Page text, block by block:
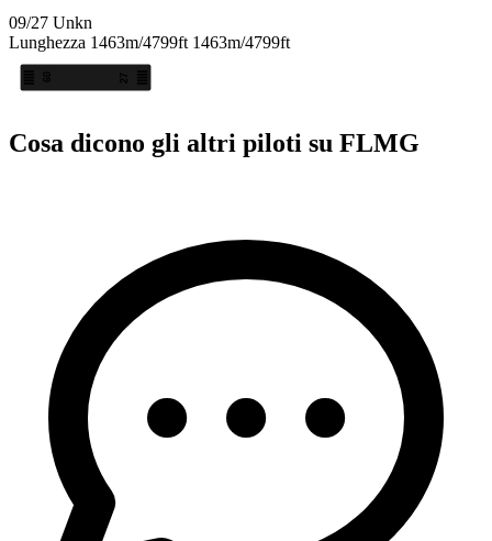
09/27 Unkn
Lunghezza 1463m/4799ft 1463m/4799ft
27
09
Cosa dicono gli altri piloti su FLMG